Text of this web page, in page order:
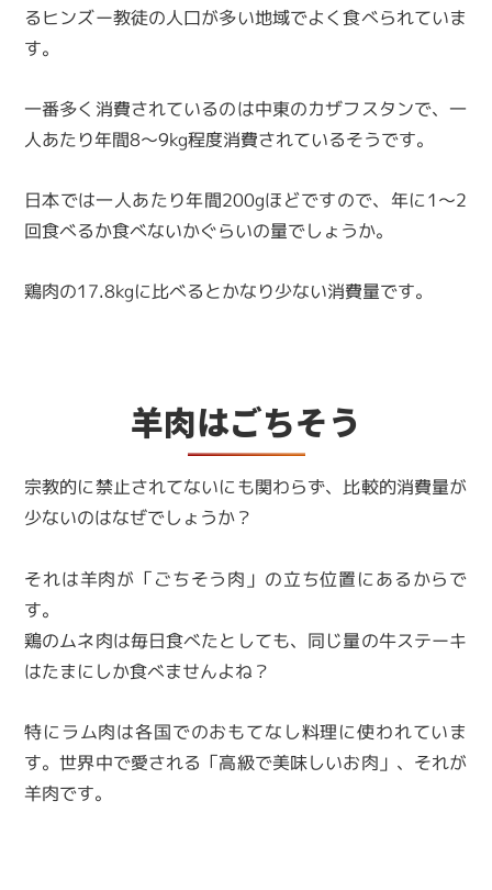
るヒンズー教徒の人口が多い地域でよく食べられていま
す。
一番多く消費されているのは中東のカザフスタンで、一
人あたり年間8～9kg程度消費されているそうです。
日本では一人あたり年間200gほどですので、年に1～2
回食べるか食べないかぐらいの量でしょうか。
鶏肉の17.8kgに比べるとかなり少ない消費量です。
羊肉はごちそう
宗教的に禁止されてないにも関わらず、比較的消費量が
少ないのはなぜでしょうか？
それは羊肉が「ごちそう肉」の立ち位置にあるからで
す。
鶏のムネ肉は毎日食べたとしても、同じ量の牛ステーキ
はたまにしか食べませんよね？
特にラム肉は各国でのおもてなし料理に使われていま
す。世界中で愛される「高級で美味しいお肉」、それが
羊肉です。